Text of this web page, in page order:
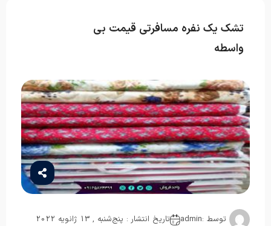
تشک یک نفره مسافرتی قیمت بی
واسطه
توسط :admin
تاریخ انتشار : پنج‌شنبه , 13 ژانویه 2022